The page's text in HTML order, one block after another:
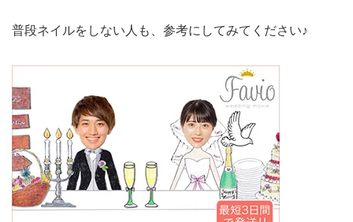
普段ネイルをしない人も、参考にしてみてください♪